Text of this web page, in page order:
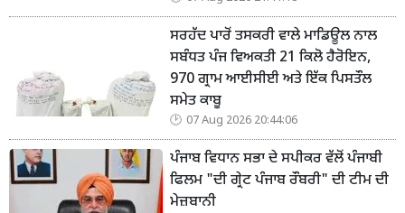
ਸਰਹੱਦ ਪਾਰੋਂ ਤਸਕਰੀ ਵਾਲੇ ਮਾਡਿਊਲ ਨਾਲ
ਸਬੰਧਤ ਪੰਜ ਵਿਅਕਤੀ 21 ਕਿਲੋ ਹੈਰੋਇਨ,
970 ਗ੍ਰਾਮ ਆਈਸੀਈ ਅਤੇ ਇੱਕ ਪਿਸਤੌਲ
ਸਮੇਤ ਕਾਬੂ
07 Aug 2026 20:44:06
ਪੰਜਾਬ ਵਿਧਾਨ ਸਭਾ ਦੇ ਸਪੀਕਰ ਵੱਲੋਂ ਪੰਜਾਬੀ
ਫਿਲਮ "ਦੀ ਗ੍ਰੇਟ ਪੰਜਾਬ ਰੌਬਰੀ" ਦੀ ਟੀਮ ਦੀ
ਮੇਜ਼ਬਾਨੀ